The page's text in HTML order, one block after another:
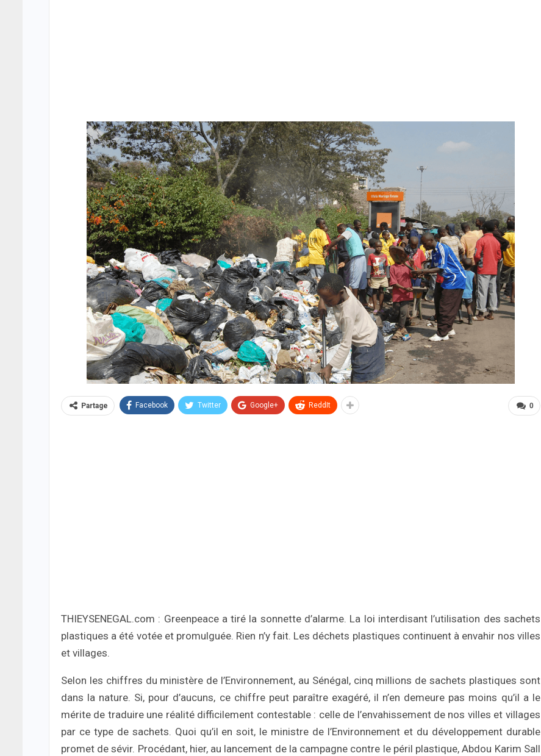
0
Partage Facebook Twitter Google+ ReddIt
THIEYSENEGAL.com : Greenpeace a tiré la sonnette d’alarme. La loi interdisant l’utilisation des sachets
plastiques a été votée et promulguée. Rien n’y fait. Les déchets plastiques continuent à envahir nos villes
et villages.
Selon les chiffres du ministère de l’Environnement, au Sénégal, cinq millions de sachets plastiques sont
dans la nature. Si, pour d’aucuns, ce chiffre peut paraître exagéré, il n’en demeure pas moins qu’il a le
mérite de traduire une réalité difficilement contestable : celle de l’envahissement de nos villes et villages
par ce type de sachets. Quoi qu’il en soit, le ministre de l’Environnement et du développement durable
promet de sévir. Procédant, hier, au lancement de la campagne contre le péril plastique, Abdou Karim Sall